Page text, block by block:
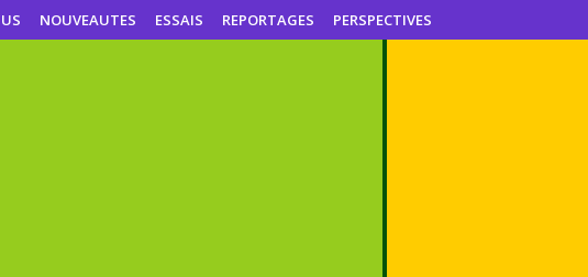
NOUVEAUTES ESSAIS REPORTAGES PERSPECTIVES